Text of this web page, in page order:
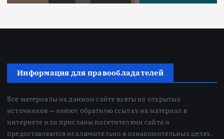
Информация для правообладателей
Все материалы на данном сайте взяты из открытых
источников — имеют обратную ссылку на материал в
интернете или присланы посетителями сайта и
предоставляются исключительно в ознакомительных целях.